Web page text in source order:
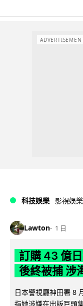
科技娛樂 影視娛樂
Lawton 1 日
訂購 43 億
後終被捕 涉
日本警視廳神田署 8
指她涉嫌在出版巨頭